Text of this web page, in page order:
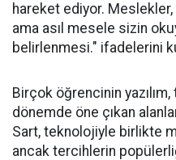
hareket ediyor.
ama asıl mesele sizin
belirlenmesi." ifadelerini
Birçok öğrencinin
dönemde öne çıkan
Sart, teknolojiyle birlikte
ancak tercihlerin